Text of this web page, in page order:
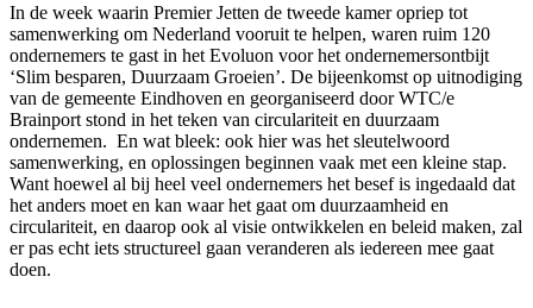
In de week waarin Premier Jetten de tweede kamer opriep tot
samenwerking om Nederland vooruit te helpen, waren ruim 120
ondernemers te gast in het Evoluon voor het ondernemersontbijt
‘Slim besparen, Duurzaam Groeien’. De bijeenkomst op uitnodiging
van de gemeente Eindhoven en georganiseerd door WTC/e
Brainport stond in het teken van circulariteit en duurzaam
ondernemen. En wat bleek: ook hier was het sleutelwoord
samenwerking, en oplossingen beginnen vaak met een kleine stap.
Want hoewel al bij heel veel ondernemers het besef is ingedaald dat
het anders moet en kan waar het gaat om duurzaamheid en
circulariteit, en daarop ook al visie ontwikkelen en beleid maken, zal
er pas echt iets structureel gaan veranderen als iedereen mee gaat
doen.